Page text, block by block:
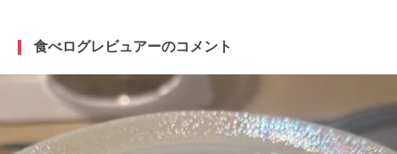
食べログレビュアーのコメント